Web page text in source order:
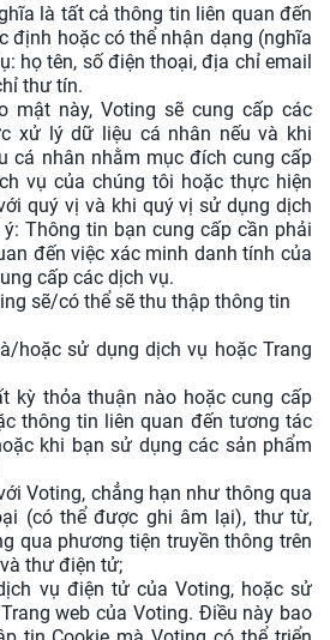
là tất cả thông tin liên quan đến
định hoặc có thể nhận dạng (nghĩa
họ tên, số điện thoại, địa chỉ email
thư tín.
mật này, Voting sẽ cung cấp các
xử lý dữ liệu cá nhân nếu và khi
cá nhân nhằm mục đích cung cấp
vụ của chúng tôi hoặc thực hiện
quý vị và khi quý vị sử dụng dịch
Thông tin bạn cung cấp cần phải
đến việc xác minh danh tính của
cấp các dịch vụ.
sẽ/có thể sẽ thu thập thông tin
hoặc sử dụng dịch vụ hoặc Trang
kỳ thỏa thuận nào hoặc cung cấp
thông tin liên quan đến tương tác
khi bạn sử dụng các sản phẩm
Voting, chẳng hạn như thông qua
(có thể được ghi âm lại), thư từ,
qua phương tiện truyền thông trên
thư điện tử;
vụ điện tử của Voting, hoặc sử
web của Voting. Điều này bao